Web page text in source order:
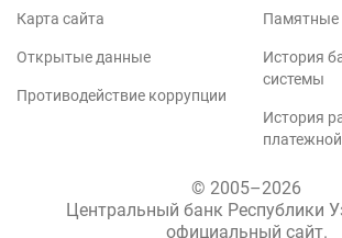
Карта сайта
Открытые данные
Противодействие коррупции
Памятные
История
системы
История
© 2005–2026
Центральный банк Республики
официальный сайт.